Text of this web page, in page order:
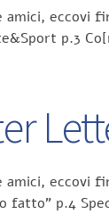
amici, eccovi
p.3
amici, eccovi
fatto” p.4